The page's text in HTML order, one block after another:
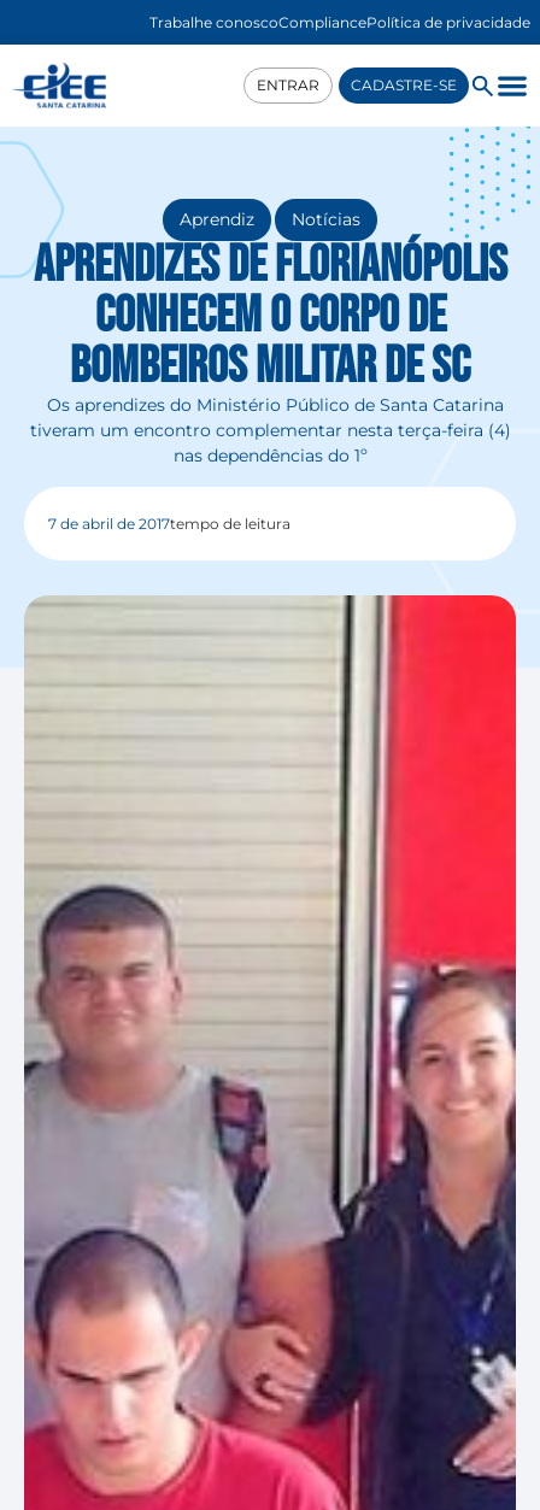
Trabalhe conoscoCompliancePolítica de privacidade
ENTRAR CADASTRE-SE
Aprendiz , Notícias
Aprendizes de Florianópolis
conhecem o Corpo de
Bombeiros Militar de SC
Os aprendizes do Ministério Público de Santa Catarina
tiveram um encontro complementar nesta terça-feira (4)
nas dependências do 1º
7 de abril de 2017tempo de leitura